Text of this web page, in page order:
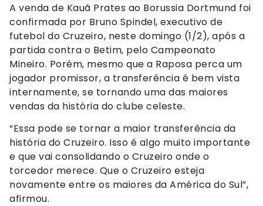
A venda de Kauã Prates ao Borussia Dortmund foi
confirmada por Bruno Spindel, executivo de
futebol do Cruzeiro, neste domingo (1/2), após a
partida contra o Betim, pelo Campeonato
Mineiro. Porém, mesmo que a Raposa perca um
jogador promissor, a transferência é bem vista
internamente, se tornando uma das maiores
vendas da história do clube celeste.
“Essa pode se tornar a maior transferência da
história do Cruzeiro. Isso é algo muito importante
e que vai consolidando o Cruzeiro onde o
torcedor merece. Que o Cruzeiro esteja
novamente entre os maiores da América do Sul”,
afirmou.